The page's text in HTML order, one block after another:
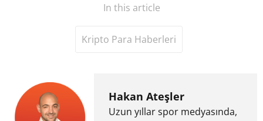
In this article
Kripto Para Haberleri
Hakan Ateşler
Uzun yıllar spor medyasında,